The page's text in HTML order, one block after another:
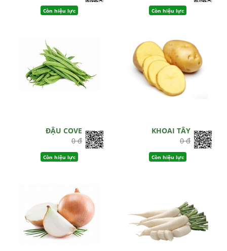
Còn hiệu lực Còn hiệu lực
ĐẬU COVE
0 đ
Còn hiệu lực
KHOAI TÂY
0 đ
Còn hiệu lực